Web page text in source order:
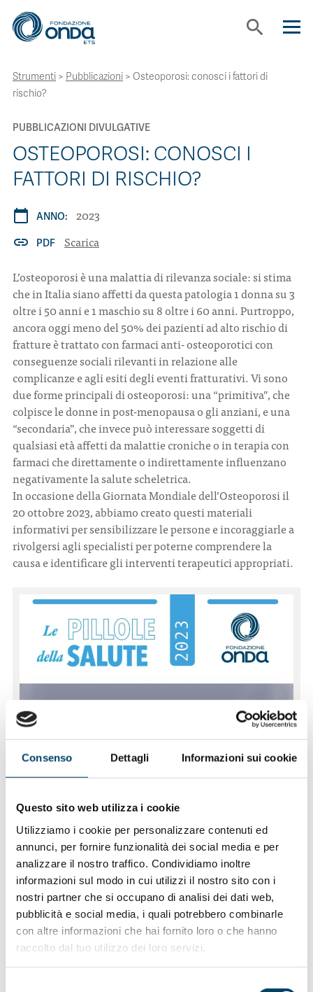
Consenso Dettagli Informazioni sui cookie
Questo sito web utilizza i cookie
Utilizziamo i cookie per personalizzare contenuti ed
annunci, per fornire funzionalità dei social media e per
analizzare il nostro traffico. Condividiamo inoltre
informazioni sul modo in cui utilizzi il nostro sito con i
nostri partner che si occupano di analisi dei dati web,
pubblicità e social media, i quali potrebbero combinarle
con altre informazioni che hai fornito loro o che hanno
raccolto dal tuo utilizzo dei loro servizi.
search
CHI SIAMO
CON CHI LAVORIAMO
STRUMENTI
PROGETTI
NEWS
ITA ENG
Strumenti > Pubblicazioni > Osteoporosi: conosci i fattori di
rischio?
PUBBLICAZIONI DIVULGATIVE
OSTEOPOROSI: CONOSCI I
FATTORI DI RISCHIO?
calendar_today ANNO: 2023
link PDF
Scarica
L’osteoporosi è una malattia di rilevanza sociale: si stima
che in Italia siano affetti da questa patologia 1 donna su 3
oltre i 50 anni e 1 maschio su 8 oltre i 60 anni. Purtroppo,
ancora oggi meno del 50% dei pazienti ad alto rischio di
fratture è trattato con farmaci anti- osteoporotici con
conseguenze sociali rilevanti in relazione alle
complicanze e agli esiti degli eventi fratturativi. Vi sono
due forme principali di osteoporosi: una “primitiva”, che
colpisce le donne in post-menopausa o gli anziani, e una
“secondaria”, che invece può interessare soggetti di
qualsiasi età affetti da malattie croniche o in terapia con
farmaci che direttamente o indirettamente influenzano
negativamente la salute scheletrica.
In occasione della Giornata Mondiale dell’Osteoporosi il
20 ottobre 2023, abbiamo creato questi materiali
informativi per sensibilizzare le persone e incoraggiarle a
rivolgersi agli specialisti per poterne comprendere la
causa e identificare gli interventi terapeutici appropriati.